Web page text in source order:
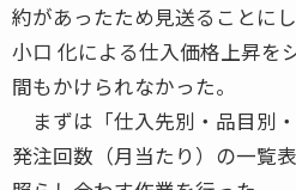
約があったため見送ることにし
小口 化による仕入価格上昇を
間もかけられなかった。
まずは「仕入先別・品目別
発注回数（月当たり）の一覧